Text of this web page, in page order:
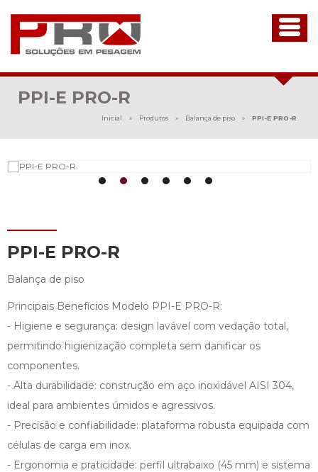
PPI-E PRO-R
Inicial » Produtos » Balança de piso » PPI-E PRO-R
PPI-E PRO-R
Balança de piso
Principais Benefícios Modelo PPI-E PRO-R:
- Higiene e segurança: design lavável com vedação total,
permitindo higienização completa sem danificar os
componentes.
- Alta durabilidade: construção em aço inoxidável AISI 304,
ideal para ambientes úmidos e agressivos.
- Precisão e confiabilidade: plataforma robusta equipada com
células de carga em inox.
- Ergonomia e praticidade: perfil ultrabaixo (45 mm) e sistema